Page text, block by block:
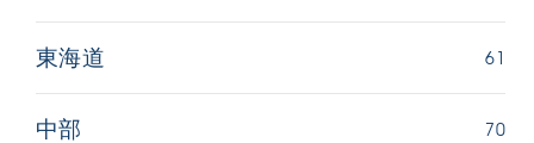
東海道 61
中部 70